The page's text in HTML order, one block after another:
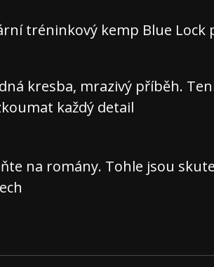
tréninkový kemp Blue Lock
kresba, mrazivý příběh.
každý detail
na romány. Tohle jsou